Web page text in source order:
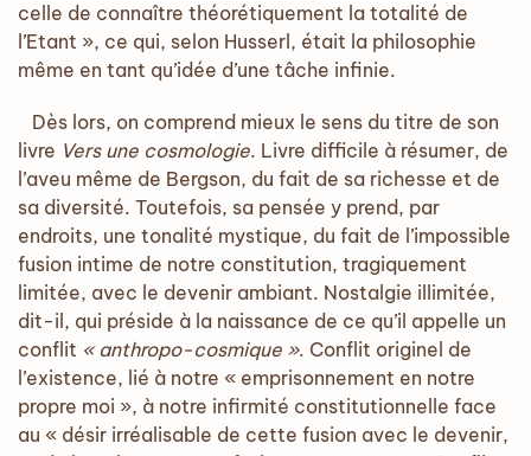
celle de connaître théorétiquement la totalité de
l’Etant », ce qui, selon Husserl, était la philosophie
même en tant qu’idée d’une tâche infinie.
Dès lors, on comprend mieux le sens du titre de son
livre Vers une cosmologie. Livre difficile à résumer, de
l’aveu même de Bergson, du fait de sa richesse et de
sa diversité. Toutefois, sa pensée y prend, par
endroits, une tonalité mystique, du fait de l’impossible
fusion intime de notre constitution, tragiquement
limitée, avec le devenir ambiant. Nostalgie illimitée,
dit-il, qui préside à la naissance de ce qu’il appelle un
conflit « anthropo-cosmique ». Conflit originel de
l’existence, lié à notre « emprisonnement en notre
propre moi », à notre infirmité constitutionnelle face
au « désir irréalisable de cette fusion avec le devenir,